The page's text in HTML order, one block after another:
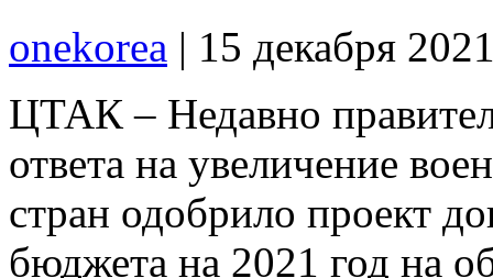
onekorea | 15 декабря
ЦТАК – Недавно
ответа на увеличение
стран одобрило проект
бюджета на 2021 год на